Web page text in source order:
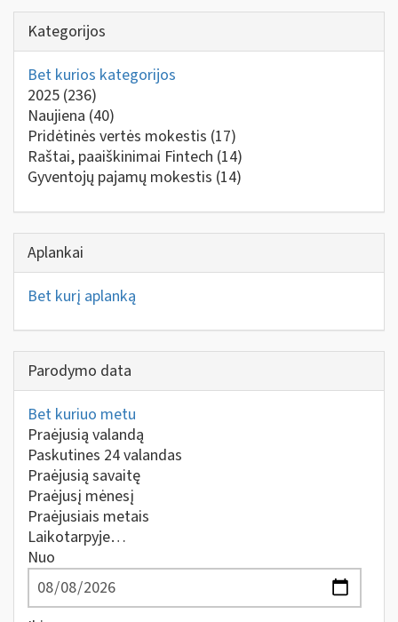
Kategorijos
Bet kurios kategorijos
2025 (236)
Naujiena (40)
Pridėtinės vertės mokestis (17)
Raštai, paaiškinimai Fintech (14)
Gyventojų pajamų mokestis (14)
Aplankai
Bet kurį aplanką
Parodymo data
Bet kuriuo metu
Praėjusią valandą
Paskutines 24 valandas
Praėjusią savaitę
Praėjusį mėnesį
Praėjusiais metais
Laikotarpyje…
Nuo